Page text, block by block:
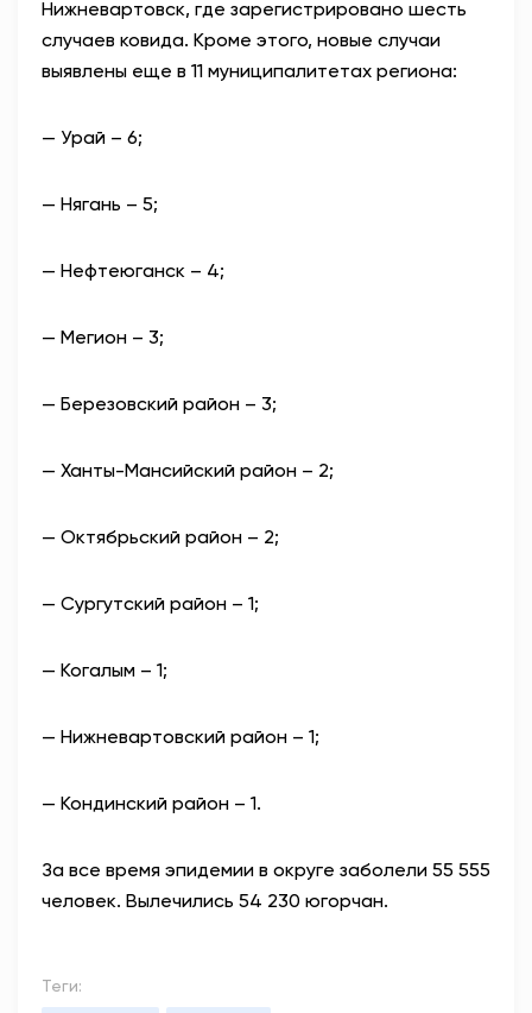
Нижневартовск, где зарегистрировано шесть
случаев ковида. Кроме этого, новые случаи
выявлены еще в 11 муниципалитетах региона:
— Урай – 6;
— Нягань – 5;
— Нефтеюганск – 4;
— Мегион – 3;
— Березовский район – 3;
— Ханты-Мансийский район – 2;
— Октябрьский район – 2;
— Сургутский район – 1;
— Когалым – 1;
— Нижневартовский район – 1;
— Кондинский район – 1.
За все время эпидемии в округе заболели 55 555
человек. Вылечились 54 230 югорчан.
Теги: